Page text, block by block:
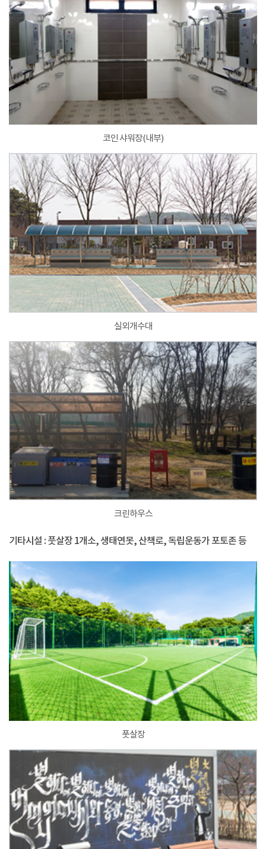
코인 샤워장(내부)
실외개수대
크린하우스
기타시설 : 풋살장 1개소, 생태연못, 산책로, 독립운동가 포토존 등
풋살장